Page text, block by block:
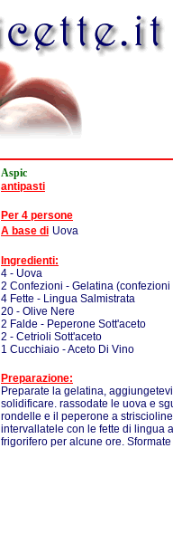
Aspic
antipasti
Per 4 persone
A base di Uova
Ingredienti:
4 - Uova
2 Confezioni - Gelatina (confezioni
4 Fette - Lingua Salmistrata
20 - Olive Nere
2 Falde - Peperone Sott'aceto
2 - Cetrioli Sott'aceto
1 Cucchiaio - Aceto Di Vino
Preparazione:
Preparate la gelatina,
solidificare. rassodate le uova e
rondelle e il peperone a
intervallatele con le fette di lingua
frigorifero per alcune ore. Sformate